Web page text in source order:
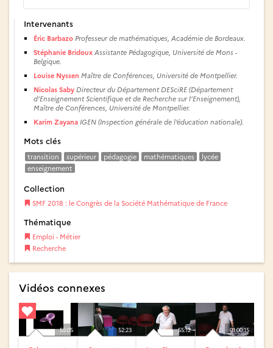
Intervenants
Éric Barbazo Professeur de mathématiques, Académie de Bordeaux.
Stéphanie Bridoux Assistante Pédagogique, Université de Mons -
Belgique.
Louise Nyssen Maître de Conférences, Université de Montpellier.
Nicolas Saby Directeur du Département DESciRE (Département
d’Enseignement Scientifique et de Recherche sur l’Enseignement),
Maître de Conférences, Université de Montpellier.
Karim Zayana IGEN (Inspection générale de l’éducation nationale).
Mots clés
transition supérieur pédagogie mathématiques
lycée
enseignement
Collection
SMF 2018 : le Congrès de la Société Mathématique de France
Thématique
Emploi - Métier
Recherche
Vidéos connexes
55:05 52:23 55:12 01:00:15